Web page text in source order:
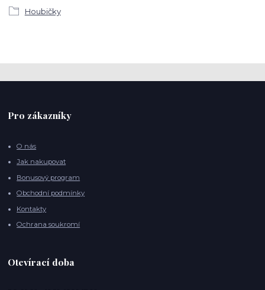
Houbičky
Pro zákazníky
O nás
Jak nakupovat
Bonusový program
Obchodní podmínky
Kontakty
Ochrana soukromí
Otevírací doba